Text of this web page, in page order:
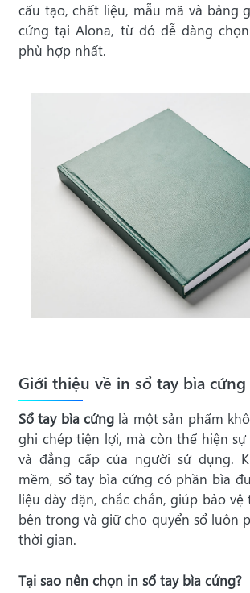
cấu tạo, chất liệu, mẫu mã và bảng
cứng tại Alona, từ đó dễ dàng
phù hợp nhất.
Giới thiệu về in sổ tay bìa cứng
Sổ tay bìa cứng là một sản phẩm
ghi chép tiện lợi, mà còn thể hiện
và đẳng cấp của người sử dụng.
mềm, sổ tay bìa cứng có phần bìa
liệu dày dặn, chắc chắn, giúp bảo
bên trong và giữ cho quyển sổ luôn
thời gian.
Tại sao nên chọn in sổ tay bìa cứng?